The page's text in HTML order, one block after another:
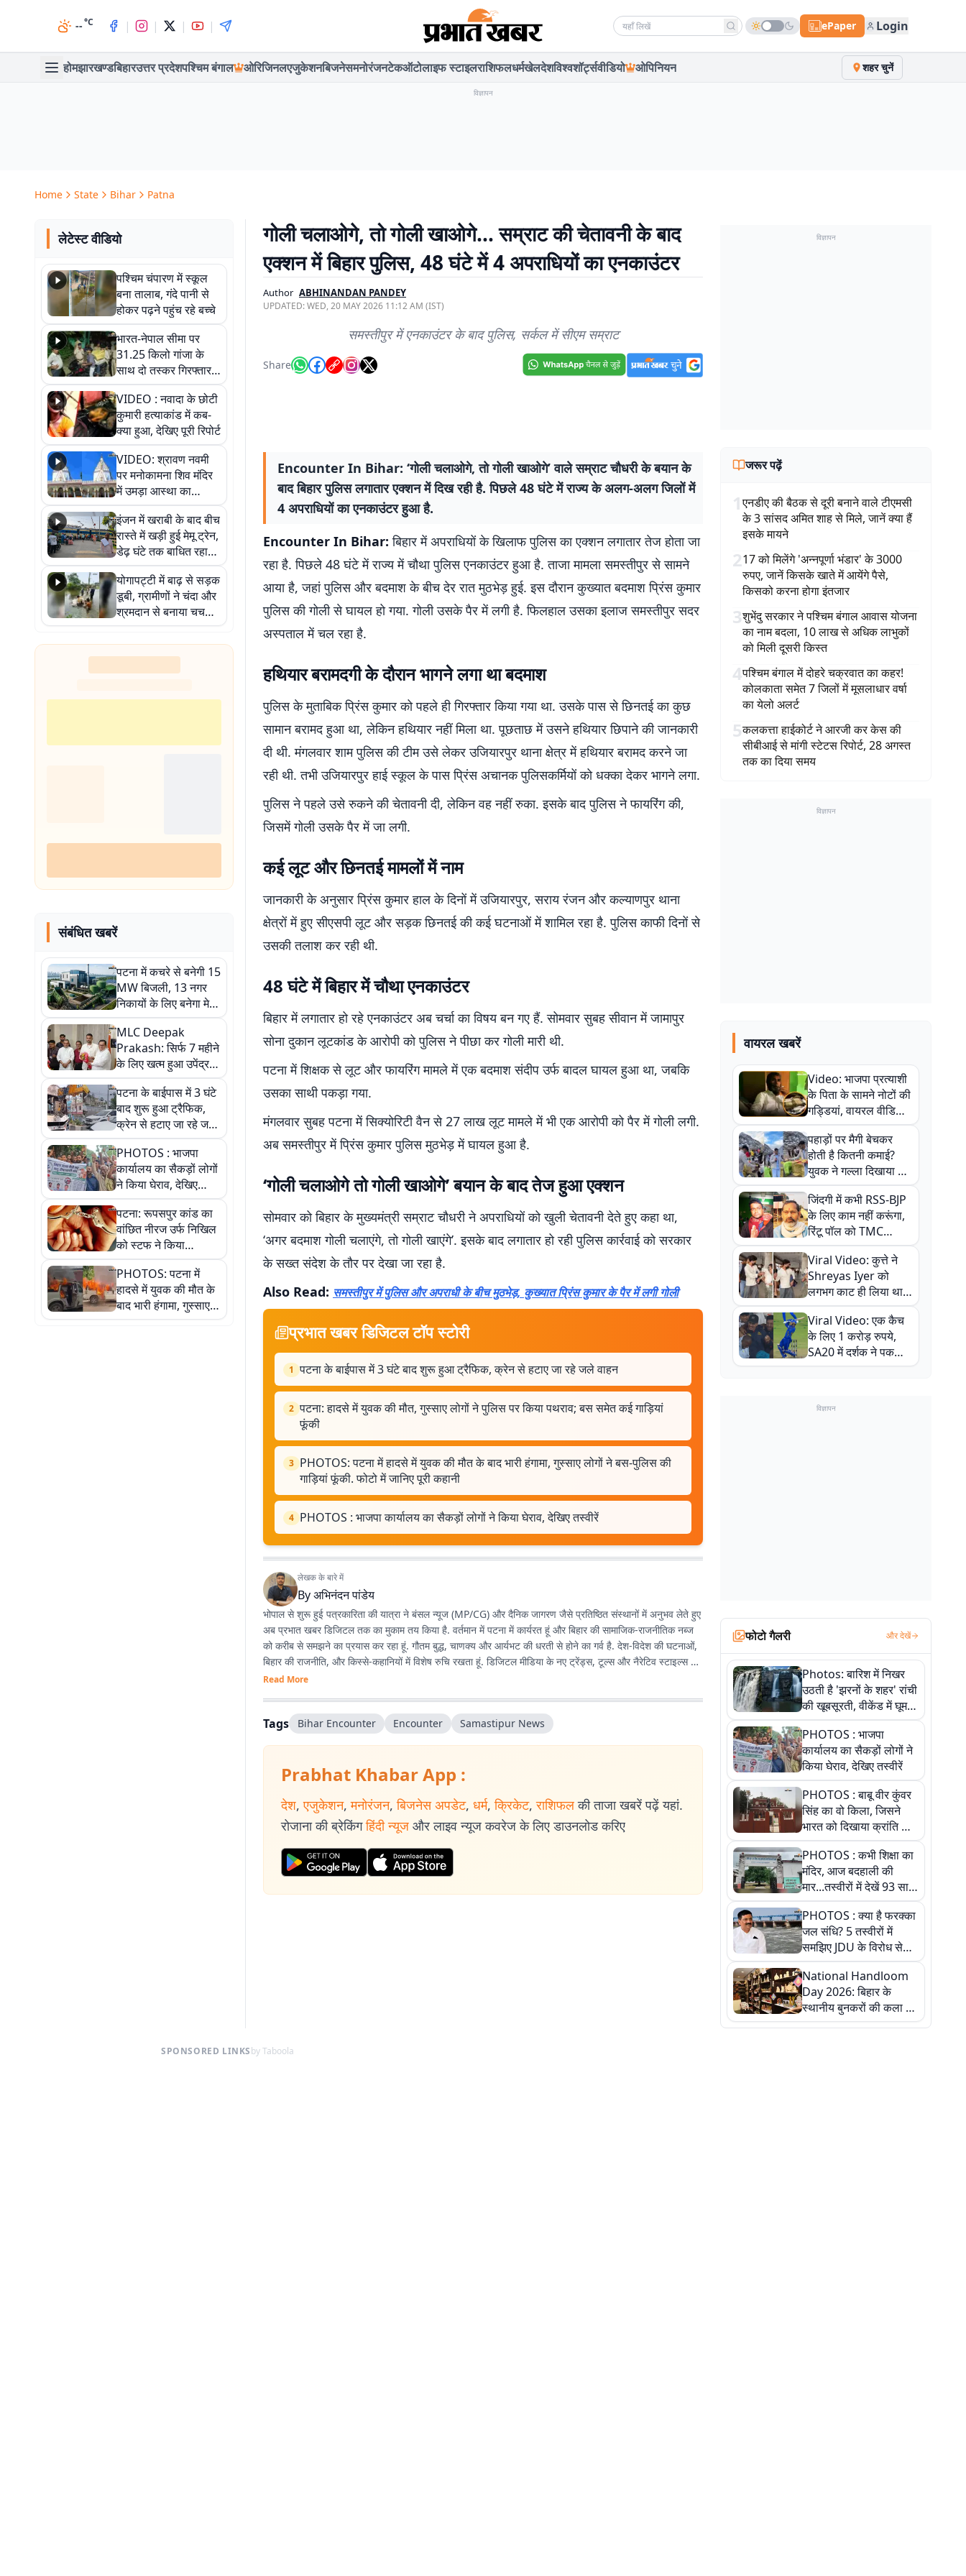
--°C | | | | Search news ePaper Login
होमझारखण्डबिहारउत्तर प्रदेशपश्चिम बंगाल ओरिजिनलएजुकेशनबिजनेसमनोरंजनटेकऑटोलाइफ स्टाइलराशिफलधर्मखेलदेशविश्वशॉर्ट्सवीडियो ओपिनियन शहर चुनें
विज्ञापन
Home State Bihar Patna
लेटेस्ट वीडियो
पश्चिम चंपारण में स्कूल
बना तालाब, गंदे पानी से
होकर पढ़ने पहुंच रहे बच्चे
भारत-नेपाल सीमा पर
31.25 किलो गांजा के
साथ दो तस्कर गिरफ्तार,
नेपाली नंबर की बाइक
जब्त
VIDEO : नवादा के छोटी
कुमारी हत्याकांड में कब-
क्या हुआ, देखिए पूरी रिपोर्ट
VIDEO: श्रावण नवमी
पर मनोकामना शिव मंदिर
में उमड़ा आस्था का
सैलाब, हर-हर महादेव के
जयघोष से गूंजा परिसर
इंजन में खराबी के बाद बीच
रास्ते में खड़ी हुई मेमू ट्रेन,
डेढ़ घंटे तक बाधित रहा
आवागमन
योगापट्टी में बाढ़ से सड़क
डूबी, ग्रामीणों ने चंदा और
श्रमदान से बनाया चचरी
पुल
संबंधित खबरें
पटना में कचरे से बनेगी 15
MW बिजली, 13 नगर
निकायों के लिए बनेगा मेगा
वेस्ट प्लांट, 20 साल
चलेगा प्रोजेक्ट
MLC Deepak
Prakash: सिर्फ 7 महीने
के लिए खत्म हुआ उपेंद्र
कुशवाहा का टेंशन, फिर
बेटे की मंत्री कुर्सी पर
संकट
पटना के बाईपास में 3 घंटे
बाद शुरू हुआ ट्रैफिक,
क्रेन से हटाए जा रहे जले
वाहन
PHOTOS : भाजपा
कार्यालय का सैकड़ों लोगों
ने किया घेराव, देखिए
तस्वीरें
पटना: रूपसपुर कांड का
वांछित नीरज उर्फ निखिल
को स्टफ ने किया
गिरफ्तार, 125 पुड़िया
स्मैक जब्त
PHOTOS: पटना में
हादसे में युवक की मौत के
बाद भारी हंगामा, गुस्साए
लोगों ने बस-पुलिस की
गोली चलाओगे, तो गोली खाओगे… सम्राट की चेतावनी के बाद
एक्शन में बिहार पुलिस, 48 घंटे में 4 अपराधियों का एनकाउंटर
Author ABHINANDAN PANDEY
UPDATED:WED, 20 MAY 2026 11:12 AM (IST)
समस्तीपुर में एनकाउंटर के बाद पुलिस, सर्कल में सीएम सम्राट
Share
Encounter In Bihar: ‘गोली चलाओगे, तो गोली खाओगे’ वाले सम्राट चौधरी के बयान के
बाद बिहार पुलिस लगातार एक्शन में दिख रही है. पिछले 48 घंटे में राज्य के अलग-अलग जिलों में
4 अपराधियों का एनकाउंटर हुआ है.
Encounter In Bihar:बिहार में अपराधियों के खिलाफ पुलिस का एक्शन लगातार तेज होता जा
रहा है. पिछले 48 घंटे में राज्य में चौथा पुलिस एनकाउंटर हुआ है. ताजा मामला समस्तीपुर से सामने
आया है, जहां पुलिस और बदमाश के बीच देर रात मुठभेड़ हुई. इस दौरान कुख्यात बदमाश प्रिंस कुमार
पुलिस की गोली से घायल हो गया. गोली उसके पैर में लगी है. फिलहाल उसका इलाज समस्तीपुर सदर
अस्पताल में चल रहा है.
हथियार बरामदगी के दौरान भागने लगा था बदमाश
पुलिस के मुताबिक प्रिंस कुमार को पहले ही गिरफ्तार किया गया था. उसके पास से छिनतई का कुछ
सामान बरामद हुआ था, लेकिन हथियार नहीं मिला था. पूछताछ में उसने हथियार छिपाने की जानकारी
दी थी. मंगलवार शाम पुलिस की टीम उसे लेकर उजियारपुर थाना क्षेत्र में हथियार बरामद करने जा
रही थी. तभी उजियारपुर हाई स्कूल के पास प्रिंस अचानक पुलिसकर्मियों को धक्का देकर भागने लगा.
पुलिस ने पहले उसे रुकने की चेतावनी दी, लेकिन वह नहीं रुका. इसके बाद पुलिस ने फायरिंग की,
जिसमें गोली उसके पैर में जा लगी.
कई लूट और छिनतई मामलों में नाम
जानकारी के अनुसार प्रिंस कुमार हाल के दिनों में उजियारपुर, सराय रंजन और कल्याणपुर थाना
क्षेत्रों में हुए सीएसपी लूट और सड़क छिनतई की कई घटनाओं में शामिल रहा है. पुलिस काफी दिनों से
उसकी तलाश कर रही थी.
48 घंटे में बिहार में चौथा एनकाउंटर
बिहार में लगातार हो रहे एनकाउंटर अब चर्चा का विषय बन गए हैं. सोमवार सुबह सीवान में जामापुर
सोना दुकान लूटकांड के आरोपी को पुलिस ने पीछा कर गोली मारी थी.
पटना में शिक्षक से लूट और फायरिंग मामले में एक बदमाश संदीप उर्फ बादल घायल हुआ था, जबकि
उसका साथी पकड़ा गया.
मंगलवार सुबह पटना में सिक्योरिटी वैन से 27 लाख लूट मामले में भी एक आरोपी को पैर में गोली लगी.
अब समस्तीपुर में प्रिंस कुमार पुलिस मुठभेड़ में घायल हुआ है.
‘गोली चलाओगे तो गोली खाओगे’ बयान के बाद तेज हुआ एक्शन
सोमवार को बिहार के मुख्यमंत्री सम्राट चौधरी ने अपराधियों को खुली चेतावनी देते हुए कहा था,
‘अगर बदमाश गोली चलाएंगे, तो गोली खाएंगे’. इसके बाद लगातार हो रही पुलिस कार्रवाई को सरकार
के सख्त संदेश के तौर पर देखा जा रहा है.
Also Read: समस्तीपुर में पुलिस और अपराधी के बीच मुठभेड़, कुख्यात प्रिंस कुमार के पैर में लगी गोली
प्रभात खबर डिजिटल टॉप स्टोरी
1 पटना के बाईपास में 3 घंटे बाद शुरू हुआ ट्रैफिक, क्रेन से हटाए जा रहे जले वाहन
2 पटना: हादसे में युवक की मौत, गुस्साए लोगों ने पुलिस पर किया पथराव; बस समेत कई गाड़ियां
फूंकी
3 PHOTOS: पटना में हादसे में युवक की मौत के बाद भारी हंगामा, गुस्साए लोगों ने बस-पुलिस की
गाड़ियां फूंकी. फोटो में जानिए पूरी कहानी
4 PHOTOS : भाजपा कार्यालय का सैकड़ों लोगों ने किया घेराव, देखिए तस्वीरें
लेखक के बारे में
Byअभिनंदन पांडेय
भोपाल से शुरू हुई पत्रकारिता की यात्रा ने बंसल न्यूज (MP/CG) और दैनिक जागरण जैसे प्रतिष्ठित संस्थानों में अनुभव लेते हुए
अब प्रभात खबर डिजिटल तक का मुकाम तय किया है. वर्तमान में पटना में कार्यरत हूं और बिहार की सामाजिक-राजनीतिक नब्ज
को करीब से समझने का प्रयास कर रहा हूं. गौतम बुद्ध, चाणक्य और आर्यभट की धरती से होने का गर्व है. देश-विदेश की घटनाओं,
बिहार की राजनीति, और किस्से-कहानियों में विशेष रुचि रखता हूं. डिजिटल मीडिया के नए ट्रेंड्स, टूल्स और नैरेटिव स्टाइल्स के
साथ प्रयोग करना पसंद है.
Read More
Tags Bihar Encounter Encounter Samastipur News
Prabhat Khabar App :
देश, एजुकेशन, मनोरंजन, बिजनेस अपडेट, धर्म, क्रिकेट, राशिफल की ताजा खबरें पढ़ें यहां.
रोजाना की ब्रेकिंग हिंदी न्यूज और लाइव न्यूज कवरेज के लिए डाउनलोड करिए
विज्ञापन
जरूर पढ़ें
1एनडीए की बैठक से दूरी बनाने वाले टीएमसी
के 3 सांसद अमित शाह से मिले, जानें क्या हैं
इसके मायने
217 को मिलेंगे 'अन्नपूर्णा भंडार' के 3000
रुपए, जानें किसके खाते में आयेंगे पैसे,
किसको करना होगा इंतजार
3शुभेंदु सरकार ने पश्चिम बंगाल आवास योजना
का नाम बदला, 10 लाख से अधिक लाभुकों
को मिली दूसरी किस्त
4पश्चिम बंगाल में दोहरे चक्रवात का कहर!
कोलकाता समेत 7 जिलों में मूसलाधार वर्षा
का येलो अलर्ट
5कलकत्ता हाईकोर्ट ने आरजी कर केस की
सीबीआई से मांगी स्टेटस रिपोर्ट, 28 अगस्त
तक का दिया समय
विज्ञापन
वायरल खबरें
Video: भाजपा प्रत्याशी
के पिता के सामने नोटों की
गड्डियां, वायरल वीडियो
से राजनीति में उबाल,
अजित महतो बोले- TMC
की गंदी चाल
पहाड़ों पर मैगी बेचकर
होती है कितनी कमाई?
युवक ने गल्ला दिखाया तो
नौकरी वालों के खड़े हो गए
कान
जिंदगी में कभी RSS-BJP
के लिए काम नहीं करूंगा,
रिंटू पॉल को TMC
ऑफिस में ले जाकर पीटा,
Video वायरल
Viral Video: कुत्ते ने
Shreyas Iyer को
लगभग काट ही लिया था,
न्यूजीलैंड सीरीज से पहले
बाल-बाल बचे
Viral Video: एक कैच
के लिए 1 करोड़ रुपये,
SA20 में दर्शक ने पकड़ा
एक हाथ से गजब का कैच
विज्ञापन
फोटो गैलरी और देखें
Photos: बारिश में निखर
उठती है 'झरनों के शहर' रांची
की खूबसूरती, वीकेंड में घूम
आएं ये 5 वादियां
PHOTOS : भाजपा
कार्यालय का सैकड़ों लोगों ने
किया घेराव, देखिए तस्वीरें
PHOTOS : बाबू वीर कुंवर
सिंह का वो किला, जिसने
भारत को दिखाया क्रांति का
रास्ता: तस्वीरों में देखिए
PHOTOS : कभी शिक्षा का
मंदिर, आज बदहाली की
मार...तस्वीरों में देखें 93 साल
पुराने इस हाई स्कूल की
हकीकत
PHOTOS : क्या है फरक्का
जल संधि? 5 तस्वीरों में
समझिए JDU के विरोध से
लेकर बिहार पर असर तक
पूरी कहानी
National Handloom
Day 2026: बिहार के
स्थानीय बुनकरों की कला को
सलाम, तस्वीरों में देखें
SPONSORED LINKSby Taboola